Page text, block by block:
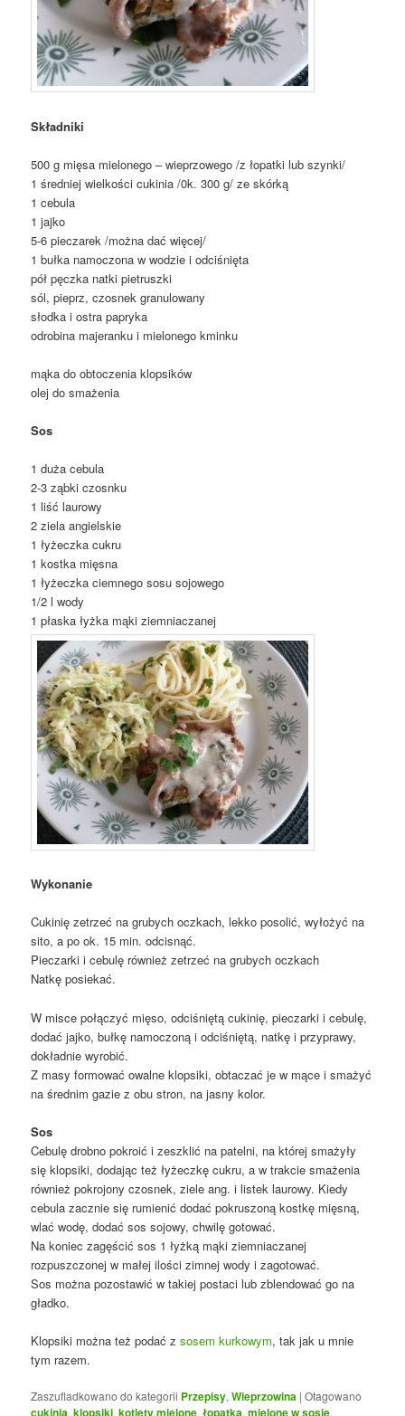
Składniki
500 g mięsa mielonego – wieprzowego /z łopatki lub szynki/
1 średniej wielkości cukinia /0k. 300 g/ ze skórką
1 cebula
1 jajko
5-6 pieczarek /można dać więcej/
1 bułka namoczona w wodzie i odciśnięta
pół pęczka natki pietruszki
sól, pieprz, czosnek granulowany
słodka i ostra papryka
odrobina majeranku i mielonego kminku
mąka do obtoczenia klopsików
olej do smażenia
Sos
1 duża cebula
2-3 ząbki czosnku
1 liść laurowy
2 ziela angielskie
1 łyżeczka cukru
1 kostka mięsna
1 łyżeczka ciemnego sosu sojowego
1/2 l wody
1 płaska łyżka mąki ziemniaczanej
Wykonanie
Cukinię zetrzeć na grubych oczkach, lekko posolić, wyłożyć na
sito, a po ok. 15 min. odcisnąć.
Pieczarki i cebulę również zetrzeć na grubych oczkach
Natkę posiekać.
W misce połączyć mięso, odciśniętą cukinię, pieczarki i cebulę,
dodać jajko, bułkę namoczoną i odciśniętą, natkę i przyprawy,
dokładnie wyrobić.
Z masy formować owalne klopsiki, obtaczać je w mące i smażyć
na średnim gazie z obu stron, na jasny kolor.
Sos
Cebulę drobno pokroić i zeszklić na patelni, na której smażyły
się klopsiki, dodając też łyżeczkę cukru, a w trakcie smażenia
również pokrojony czosnek, ziele ang. i listek laurowy. Kiedy
cebula zacznie się rumienić dodać pokruszoną kostkę mięsną,
wlać wodę, dodać sos sojowy, chwilę gotować.
Na koniec zagęścić sos 1 łyżką mąki ziemniaczanej
rozpuszczonej w małej ilości zimnej wody i zagotować.
Sos można pozostawić w takiej postaci lub zblendować go na
gładko.
Klopsiki można też podać zsosem kurkowym, tak jak u mnie
tym razem.
Zaszufladkowano do kategorii Przepisy,Wieprzowina |Otagowano
cukinia,klopsiki,kotlety mielone,łopatka,mielone w sosie,